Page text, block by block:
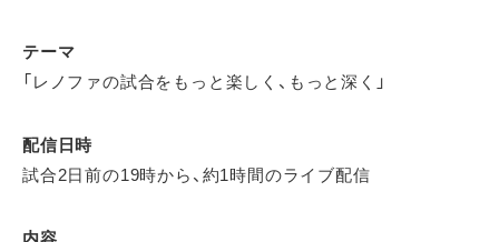
テーマ
「レノファの試合をもっと楽しく、もっと深く」
配信日時
試合2日前の19時から、約1時間のライブ配信